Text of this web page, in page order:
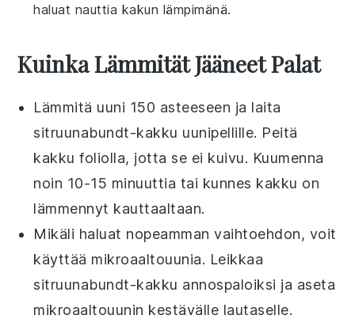
haluat nauttia kakun lämpimänä.
Kuinka Lämmität Jääneet Palat
Lämmitä uuni 150 asteeseen ja laita
sitruunabundt-kakku uunipellille. Peitä
kakku foliolla, jotta se ei kuivu. Kuumenna
noin 10-15 minuuttia tai kunnes kakku on
lämmennyt kauttaaltaan.
Mikäli haluat nopeamman vaihtoehdon, voit
käyttää mikroaaltouunia. Leikkaa
sitruunabundt-kakku annospaloiksi ja aseta
mikroaaltouunin kestävälle lautaselle.